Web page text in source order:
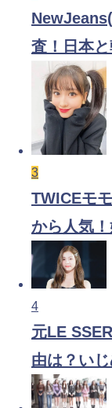
査！日本
3
TWICEモ
から人気
4
元LE
由は？い